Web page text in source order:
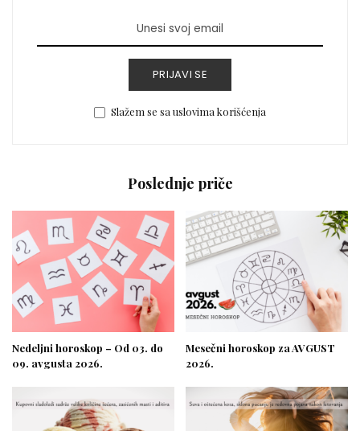
PRIJAVI SE
Slažem se sa uslovima korišćenja
Poslednje priče
Nedeljni horoskop – Od 03. do
09. avgusta 2026.
Mesečni horoskop za AVGUST
2026.